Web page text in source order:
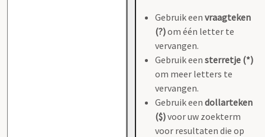
Gebruik een vraagteken
(?)om één letter te
vervangen.
Gebruik een sterretje (*)
om meer letters te
vervangen.
Gebruik een dollarteken
($)voor uw zoekterm
voor resultaten die op